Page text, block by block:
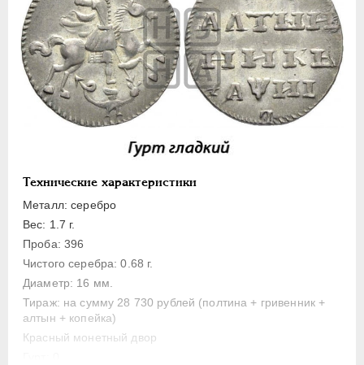
Технические характеристики
Металл: серебро
Вес: 1.7 г.
Проба: 396
Чистого серебра: 0.68 г.
Диаметр: 16 мм.
Тираж: на сумму 28 730 рублей (полтина + гривенник +
алтын + копейка)
Красный монетный двор
Полуполтинник
Гривенник
Гривна
10 денег
5 копеек
Алтын(ник)
Медь
Пробные
Для Речи Посполитой
Монетовидные жетоны
ЕКАТЕРИНА I
ПЕТР II 1727-1729
АННА ИОАННОВНА
ИОАНН АНТОНОВИЧ